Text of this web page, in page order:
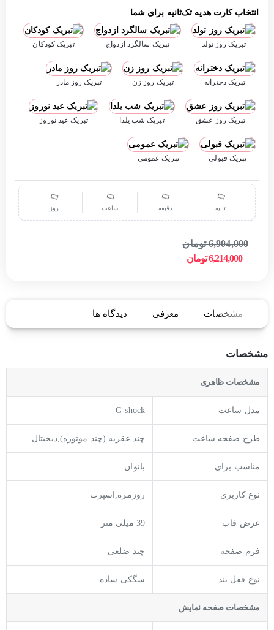
روز ساعت دقیقه ثانیه
6,214,000 تومان
6,904,000 تومان
انتخاب کارت هدیه تک‌ثانیه برای شما
تبریک روز تولد تبریک سالگرد ازدواج تبریک کودکان
تبریک دخترانه تبریک روز زن تبریک روز مادر
تبریک روز عشق تبریک شب یلدا تبریک عید نوروز
تبریک قبولی تبریک عمومی
مشخصات معرفی دیدگاه ها
مشخصات
مشخصات ظاهری
مدل ساعت G-shock
طرح صفحه ساعت چند عقربه (چند موتوره),دیجیتال
مناسب برای بانوان
نوع کاربری روزمره,اسپرت
عرض قاب 39 میلی متر
فرم صفحه چند ضلعی
نوع قفل بند سگکی ساده
مشخصات صفحه نمايش